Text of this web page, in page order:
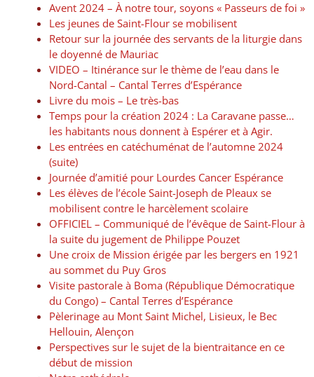
Avent 2024 – À notre tour, soyons « Passeurs de foi »
Les jeunes de Saint-Flour se mobilisent
Retour sur la journée des servants de la liturgie dans
le doyenné de Mauriac
VIDEO – Itinérance sur le thème de l’eau dans le
Nord-Cantal – Cantal Terres d’Espérance
Livre du mois – Le très-bas
Temps pour la création 2024 : La Caravane passe…
les habitants nous donnent à Espérer et à Agir.
Les entrées en catéchuménat de l’automne 2024
(suite)
Journée d’amitié pour Lourdes Cancer Espérance
Les élèves de l’école Saint-Joseph de Pleaux se
mobilisent contre le harcèlement scolaire
OFFICIEL – Communiqué de l’évêque de Saint-Flour à
la suite du jugement de Philippe Pouzet
Une croix de Mission érigée par les bergers en 1921
au sommet du Puy Gros
Visite pastorale à Boma (République Démocratique
du Congo) – Cantal Terres d’Espérance
Pèlerinage au Mont Saint Michel, Lisieux, le Bec
Hellouin, Alençon
Perspectives sur le sujet de la bientraitance en ce
début de mission